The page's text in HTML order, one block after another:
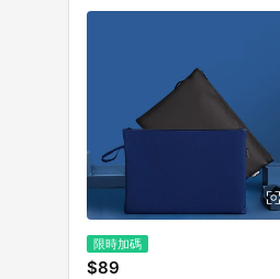
限時加碼
$89